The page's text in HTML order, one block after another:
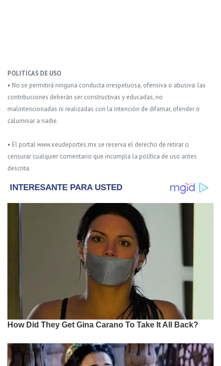
POLITICAS DE USO
• No se permitirá ninguna conducta irrespetuosa, ofensiva o abusiva: las
contribuciones deberán ser constructivas y educadas, no
malintencionadas ni realizadas con la intención de difamar, ofender o
calumniar a nadie.
• El portal www.xeudeportes.mx se reserva el derecho de retirar o
censurar cualquier comentario que incumpla la política de uso antes
descrita.